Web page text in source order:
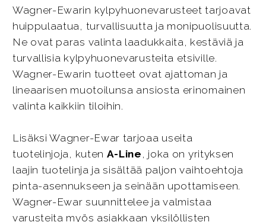
Wagner-Ewarin kylpyhuonevarusteet tarjoavat
huippulaatua, turvallisuutta ja monipuolisuutta.
Ne ovat paras valinta laadukkaita, kestäviä ja
turvallisia kylpyhuonevarusteita etsiville.
Wagner-Ewarin tuotteet ovat ajattoman ja
lineaarisen muotoilunsa ansiosta erinomainen
valinta kaikkiin tiloihin.
Lisäksi Wagner-Ewar tarjoaa useita
tuotelinjoja, kuten A-Line , joka on yrityksen
laajin tuotelinja ja sisältää paljon vaihtoehtoja
pinta-asennukseen ja seinään upottamiseen.
Wagner-Ewar suunnittelee ja valmistaa
varusteita myös asiakkaan yksilöllisten